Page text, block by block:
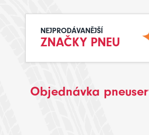
NEJPRODÁVANĚJŠÍ
ZNAČKY PNEU
Objednávka